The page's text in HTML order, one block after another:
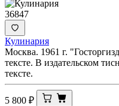
36847
Кулинария
Москва. 1961 г.
тексте. В издательском
тексте.
5 800 ₽